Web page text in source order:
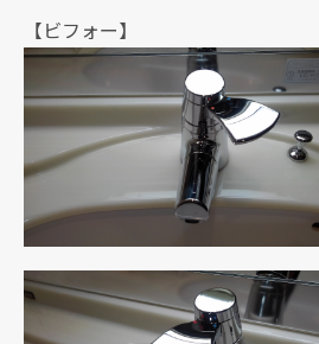
【ビフォー】 【